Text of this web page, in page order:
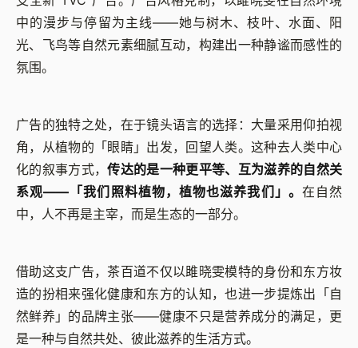
中的漫步与停留为主线——她与树木、枝叶、水面、阳
光、飞鸟等自然元素细腻互动，构建出一种静谧而感性的
氛围。
广告的独特之处，在于镜头语言的选择：大量采用仰拍视
角，从植物的「眼睛」出发，回望人类。这种去人类中心
化的叙事方式，传达的是一种更平等、互为滋养的自然关
系观——「我们照料植物，植物也滋养我们」。 在自然
中，人不再是主宰，而是生态的一部分。
借助这支广告，茶百道不仅以雎晓雯模特的身份和东方妆
造的扮相来强化健康和东方的认知，也进一步提炼出「自
然鲜养」的品牌主张——健康不只是营养成分的满足，更
是一种与自然共处、彼此滋养的生活方式。